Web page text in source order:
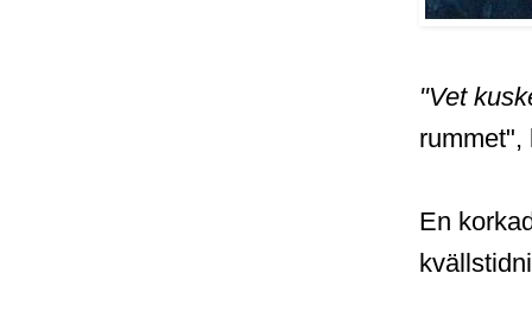
"Vet
rummet",
En